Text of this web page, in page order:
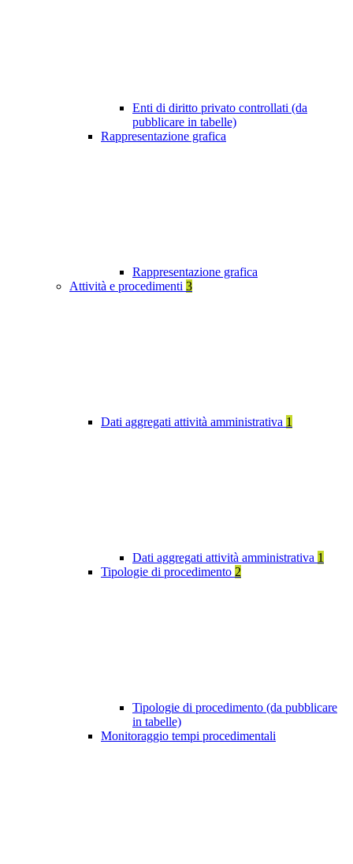
Enti di diritto privato controllati (da
pubblicare in tabelle)
Rappresentazione grafica
Rappresentazione grafica
Attività e procedimenti 3
Dati aggregati attività amministrativa 1
Dati aggregati attività amministrativa 1
Tipologie di procedimento 2
Tipologie di procedimento (da pubblicare
in tabelle)
Monitoraggio tempi procedimentali